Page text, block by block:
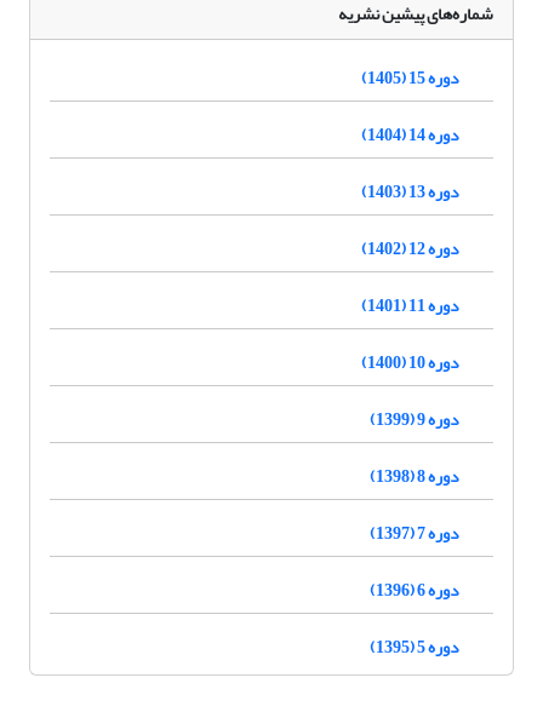
شماره‌های پیشین نشریه
دوره 15 (1405)
دوره 14 (1404)
دوره 13 (1403)
دوره 12 (1402)
دوره 11 (1401)
دوره 10 (1400)
دوره 9 (1399)
دوره 8 (1398)
دوره 7 (1397)
دوره 6 (1396)
دوره 5 (1395)